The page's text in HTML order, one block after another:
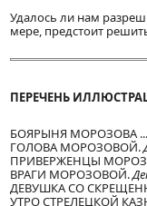
Удалось ли нам
мере, предстоит
ПЕРЕЧЕНЬ
БОЯРЫНЯ МОРОЗОВА
ГОЛОВА МОРОЗОВОЙ.
ПРИВЕРЖЕНЦЫ
ВРАГИ МОРОЗОВОЙ.
ДЕВУШКА СО
УТРО СТРЕЛЕЦКОЙ